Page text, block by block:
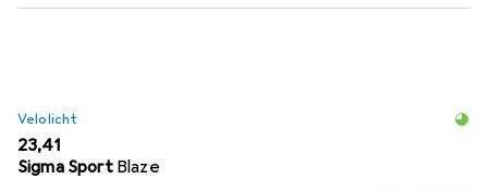
Velolicht
EUR
23,41
Sigma Sport Blaze